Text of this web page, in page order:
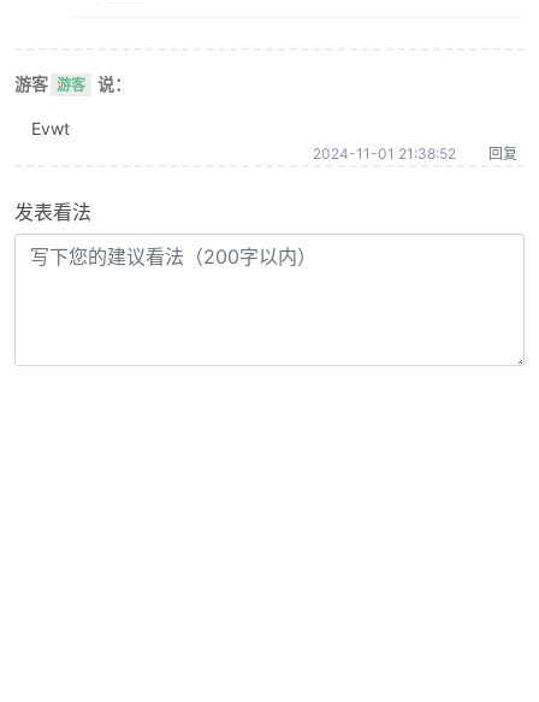
游客 游客 说：
Evwt
2024-11-01 21:38:52 回复
发表看法